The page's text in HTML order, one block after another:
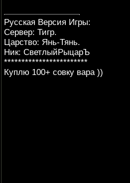
Русская Версия Игры:
Сервер: Тигр.
Царство: Янь-Тянь.
Ник: СветлыйРыцарЪ
************************
Куплю 100+ совку вара ))